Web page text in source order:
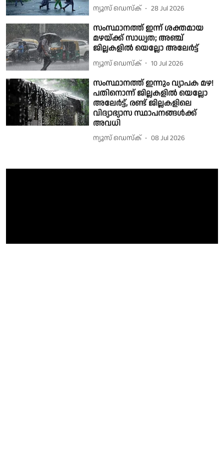
ന്യൂസ് ഡെസ്ക് 28 Jul 2026
സംസ്ഥാനത്ത് ഇന്ന് ശക്തമായ
മഴയ്ക്ക് സാധ്യത; അഞ്ച്
ജില്ലകളിൽ യെല്ലോ അലേർട്ട്
ന്യൂസ് ഡെസ്ക് 10 Jul 2026
സംസ്ഥാനത്ത് ഇന്നും വ്യാപക മഴ!
പതിനൊന്ന് ജില്ലകളിൽ യെല്ലോ
അലേർട്ട്, രണ്ട് ജില്ലകളിലെ
വിദ്യാഭ്യാസ സ്ഥാപനങ്ങൾക്ക്
അവധി
ന്യൂസ് ഡെസ്ക് 08 Jul 2026